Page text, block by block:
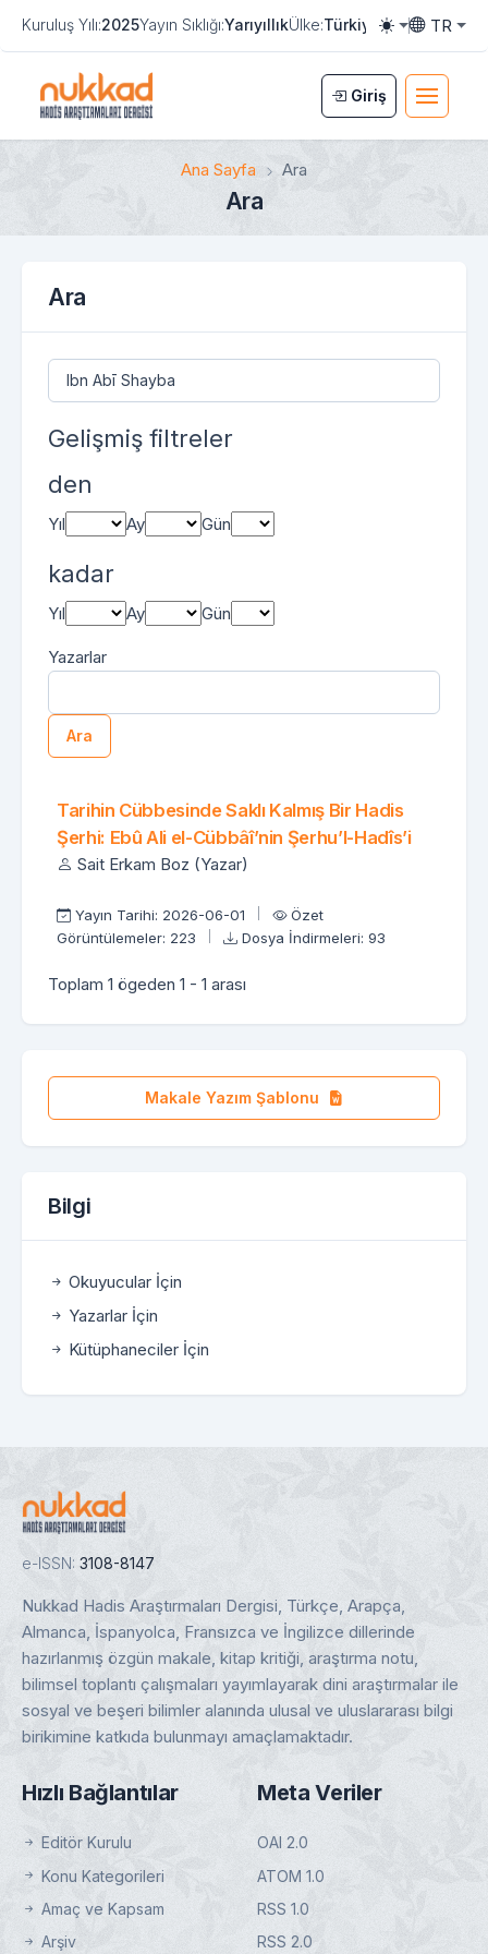
Kuruluş Yılı:2025Yayın Sıklığı:YarıyıllıkÜlke:Türkiyee-ISSN:3108-
Toggle
TR
Toggle
Giriş
Ana Sayfa Ara
Ara
Ara
Makalelerde Ara
Gelişmiş filtreler
den
Yıl Ay Gün
kadar
Yıl Ay Gün
Yazarlar
Ara
Tarihin Cübbesinde Saklı Kalmış Bir Hadis
Şerhi: Ebû Ali el-Cübbâî’nin Şerhu’l-Hadîs’i
Sait Erkam Boz (Yazar)
Yayın Tarihi: 2026-06-01
Özet
Görüntülemeler: 223
Dosya İndirmeleri: 93
Toplam 1 ögeden 1 - 1 arası
Makale Yazım Şablonu
Bilgi
Okuyucular İçin
Yazarlar İçin
Kütüphaneciler İçin
e-ISSN: 3108-8147
Nukkad Hadis Araştırmaları Dergisi, Türkçe, Arapça,
Almanca, İspanyolca, Fransızca ve İngilizce dillerinde
hazırlanmış özgün makale, kitap kritiği, araştırma notu,
bilimsel toplantı çalışmaları yayımlayarak dini araştırmalar ile
sosyal ve beşeri bilimler alanında ulusal ve uluslararası bilgi
birikimine katkıda bulunmayı amaçlamaktadır.
Hızlı Bağlantılar
Editör Kurulu
Konu Kategorileri
Amaç ve Kapsam
Arşiv
Meta Veriler
OAI 2.0
ATOM 1.0
RSS 1.0
RSS 2.0